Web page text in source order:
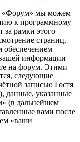
«Форум» мы можем
к программному
за рамки этого
страниц,
обеспечением
информации
на форум. Этими
следующие
записью Гостя
данные, указанные
(в дальнейшем
вами после
«ваши